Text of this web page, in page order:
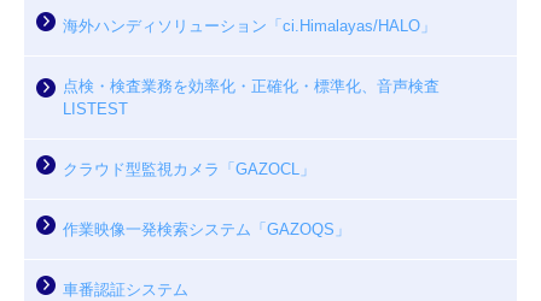
海外ハンディソリューション「ci.Himalayas/HALO」
点検・検査業務を効率化・正確化・標準化、音声検査
LISTEST
クラウド型監視カメラ「GAZOCL」
作業映像一発検索システム「GAZOQS」
車番認証システム